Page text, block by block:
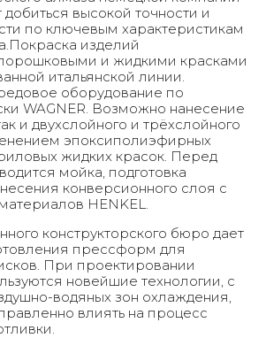
высокой точности и
по ключевым характеристикам
изделий
и жидкими красками
итальянской линии.
оборудование по
WAGNER. Возможно нанесение
и двухслойного и трёхслойного
эпоксиполиэфирных
жидких красок. Перед
мойка, подготовка
конверсионного слоя с
HENKEL.
конструкторского бюро дает
прессформ для
При проектировании
новейшие технологии, с
водяных зон охлаждения,
влиять на процесс